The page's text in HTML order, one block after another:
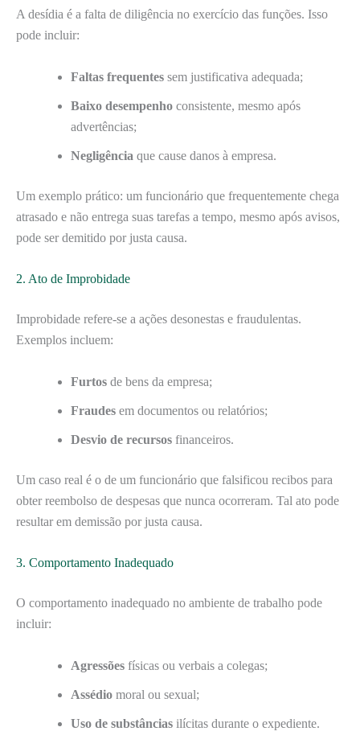
A desídia é a falta de diligência no exercício das funções. Isso
pode incluir:
Faltas frequentes sem justificativa adequada;
Baixo desempenho consistente, mesmo após
advertências;
Negligência que cause danos à empresa.
Um exemplo prático: um funcionário que frequentemente chega
atrasado e não entrega suas tarefas a tempo, mesmo após avisos,
pode ser demitido por justa causa.
2. Ato de Improbidade
Improbidade refere-se a ações desonestas e fraudulentas.
Exemplos incluem:
Furtos de bens da empresa;
Fraudes em documentos ou relatórios;
Desvio de recursos financeiros.
Um caso real é o de um funcionário que falsificou recibos para
obter reembolso de despesas que nunca ocorreram. Tal ato pode
resultar em demissão por justa causa.
3. Comportamento Inadequado
O comportamento inadequado no ambiente de trabalho pode
incluir:
Agressões físicas ou verbais a colegas;
Assédio moral ou sexual;
Uso de substâncias ilícitas durante o expediente.